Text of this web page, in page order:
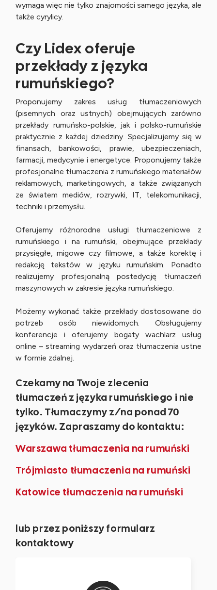
wymaga więc nie tylko znajomości samego języka, ale
także cyrylicy.
Czy Lidex oferuje
przekłady z języka
rumuńskiego?
Proponujemy zakres usług tłumaczeniowych
(pisemnych oraz ustnych) obejmujących zarówno
przekłady rumuńsko-polskie, jak i polsko-rumuńskie
praktycznie z każdej dziedziny. Specjalizujemy się w
finansach, bankowości, prawie, ubezpieczeniach,
farmacji, medycynie i energetyce. Proponujemy także
profesjonalne tłumaczenia z rumuńskiego materiałów
reklamowych, marketingowych, a także związanych
ze światem mediów, rozrywki, IT, telekomunikacji,
techniki i przemysłu.
Oferujemy różnorodne usługi tłumaczeniowe z
rumuńskiego i na rumuński, obejmujące przekłady
przysięgłe, migowe czy filmowe, a także korektę i
redakcję tekstów w języku rumuńskim. Ponadto
realizujemy profesjonalną postedycję tłumaczeń
maszynowych w zakresie języka rumuńskiego.
Możemy wykonać także przekłady dostosowane do
potrzeb osób niewidomych. Obsługujemy
konferencje i oferujemy bogaty wachlarz usług
online – streaming wydarzeń oraz tłumaczenia ustne
w formie zdalnej.
Czekamy na Twoje zlecenia
tłumaczeń z języka rumuńskiego i nie
tylko. Tłumaczymy z/na ponad 70
języków. Zapraszamy do kontaktu:
Warszawa tłumaczenia na rumuński
Trójmiasto tłumaczenia na rumuński
Katowice tłumaczenia na rumuński
lub przez poniższy formularz
kontaktowy